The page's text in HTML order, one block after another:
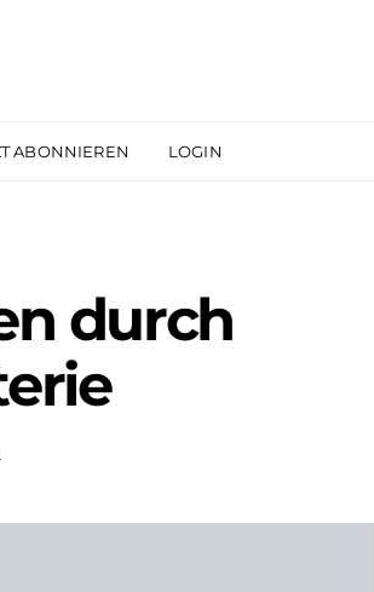
ABONNIEREN LOGIN
durch